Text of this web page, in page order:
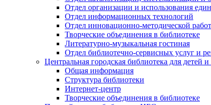
Отдел организации и использования
Отдел информационных технологий
Отдел инновационно-методической
Творческие объединения в библиотеке
Литературно-музыкальная гостиная
Отдел библиотечно-сервисных услуг и
Центральная городская библиотека для детей
Общая информация
Структура библиотеки
Интернет-центр
Творческие объединения в библиотеке